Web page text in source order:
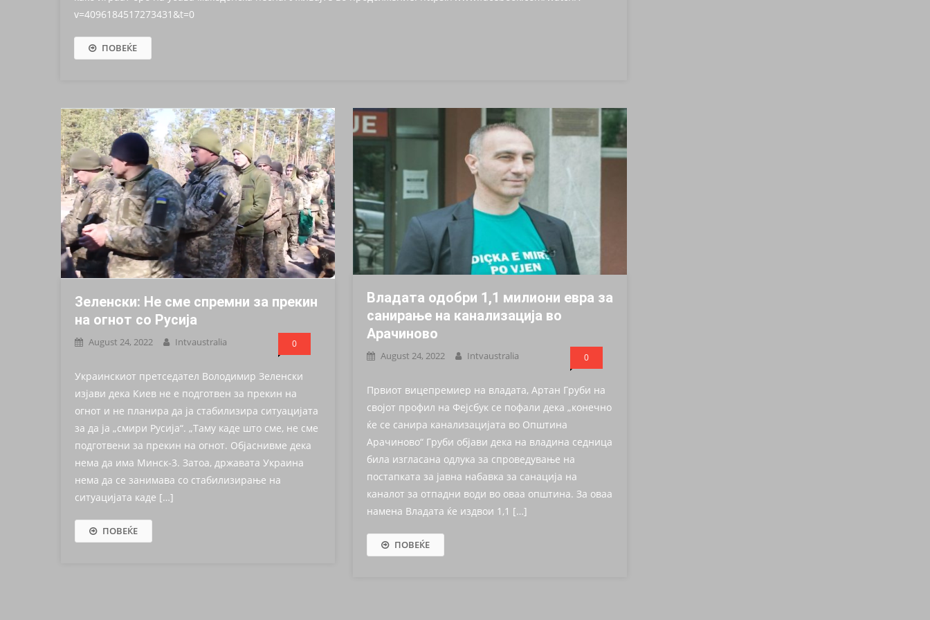
v=4096184517273431&t=0
ПОВЕЌЕ
Зеленски: Не сме спремни за прекин
на огнот со Русија
August 24, 2022 Intvaustralia 0
Украинскиот претседател Володимир Зеленски
изјави дека Киев не е подготвен за прекин на
огнот и не планира да ја стабилизира ситуацијата
за да ја „смири Русија“. „Таму каде што сме, не сме
подготвени за прекин на огнот. Објаснивме дека
нема да има Минск-3. Затоа, државата Украина
нема да се занимава со стабилизирање на
ситуацијата каде […]
ПОВЕЌЕ
Владата одобри 1,1 милиони евра за
санирање на канализација во
Арачиново
August 24, 2022 Intvaustralia 0
Првиот вицепремиер на владата, Артан Груби на
својот профил на Фејсбук се пофали дека „конечно
ќе се санира канализацијата во Општина
Арачиново“ Груби објави дека на владина седница
била изгласана одлука за спроведување на
постапката за јавна набавка за санација на
каналот за отпадни води во оваа општина. За оваа
намена Владата ќе издвои 1,1 […]
ПОВЕЌЕ